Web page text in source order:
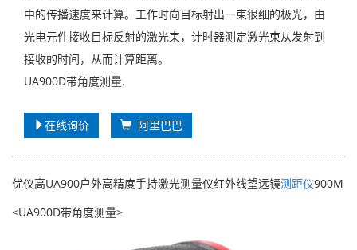
中的传播速度来计算。工作时向目标射出一束很细的极光，由
光电元件接收目标反射的激光束，计时器测定激光束从发射到
接收的时间，从而计算距离。
UA900D带角度测量.
在线询价 阿里巴巴
优仪高UA900户外高精度手持激光测量仪红外线望远镜测距仪900M
<UA900D带角度测量>